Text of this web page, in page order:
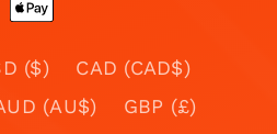
($)
CAD (CAD$)
(AU$)
GBP (£)